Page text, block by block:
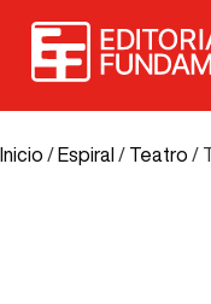
Inicio / Espiral / Teatro /